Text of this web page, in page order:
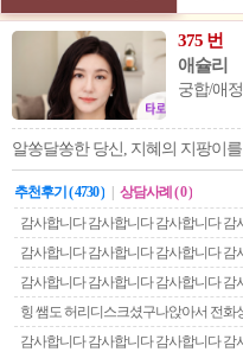
375 번
애슐리
궁합/애
알쏭달쏭한 당신, 지혜의 지팡이
추천후기 ( 4730 ) | 상담사례 ( 0 )